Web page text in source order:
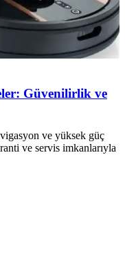
Güvenilirlik ve
ve yüksek güç
ve servis imkanlarıyla